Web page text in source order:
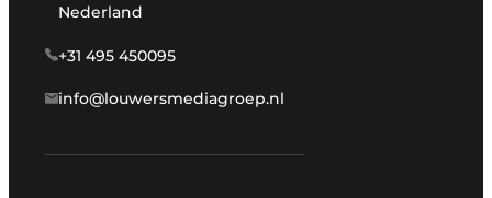
Nederland
+31 495 450095
info@louwersmediagroep.nl